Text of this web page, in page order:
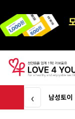
‹ 남성토이